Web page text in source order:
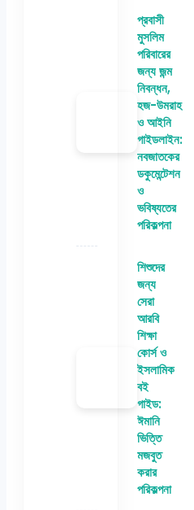
প্রবাসী
মুসলিম
পরিবারের
জন্য জন্ম
নিবন্ধন,
হজ-উমরাহ
ও আইনি
গাইডলাইন:
নবজাতকের
ডকুমেন্টেশন
ও
ভবিষ্যতের
পরিকল্পনা
শিশুদের
জন্য
সেরা
আরবি
শিক্ষা
কোর্স ও
ইসলামিক
বই
গাইড:
ঈমানি
ভিত্তি
মজবুত
করার
পরিকল্পনা